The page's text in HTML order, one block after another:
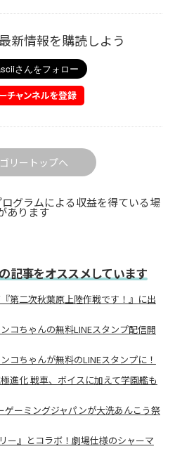
新情報を購読しよう
リートップへ
グラムによる収益を得ている場
あります
記事をオススメしています
第二次秋葉原上陸作戦です！』に出
コちゃんの無料LINEスタンプ配信開
コちゃんが無料のLINEスタンプに！
進化 戦車、ボイスに加えて学園艦も
ゲーミングジャパンが大洗あんこう祭
ー』とコラボ！劇場仕様のシャーマ